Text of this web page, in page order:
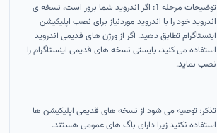
توضیحات مرحله 1: اگر اندروید شما بروز است، نسخه ی
اندروید خود را با اندروید موردنیاز برای نصب اپلیکیشن
اینستاگرام تطابق دهید. اگر از ورژن های قدیمی اندروید
استفاده می کنید، بایستی نسخه های قدیمی اینستاگرام را
نصب نماید.
تذکر: توصیه می شود از نسخه های قدیمی اپلیکیشن ها
استفاده نکنید زیرا دارای باگ های عمومی هستند.